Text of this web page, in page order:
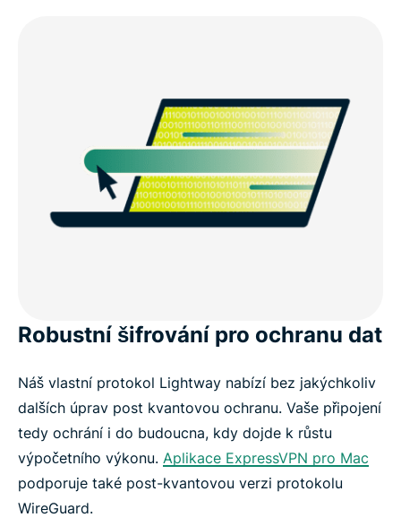
Robustní šifrování pro ochranu dat
Náš vlastní protokol Lightway nabízí bez jakýchkoliv
dalších úprav post kvantovou ochranu. Vaše připojení
tedy ochrání i do budoucna, kdy dojde k růstu
výpočetního výkonu. Aplikace ExpressVPN pro Mac
podporuje také post-kvantovou verzi protokolu
WireGuard.